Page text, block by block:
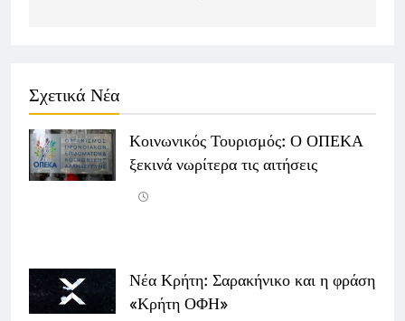
Σχετικά Νέα
Κοινωνικός Τουρισμός: Ο ΟΠΕΚΑ
ξεκινά νωρίτερα τις αιτήσεις
Νέα Κρήτη: Σαρακήνικο και η φράση
«Κρήτη ΟΦΗ»